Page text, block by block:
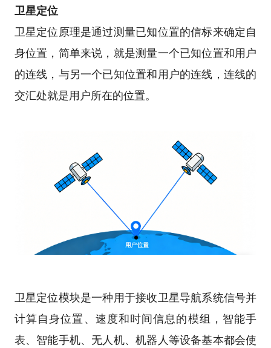
卫星定位
卫星定位原理是通过测量已知位置的信标来确定自
身位置，简单来说，就是测量一个已知位置和用户
的连线，与另一个已知位置和用户的连线，连线的
交汇处就是用户所在的位置。
卫星定位模块是一种用于接收卫星导航系统信号并
计算自身位置、速度和时间信息的模组，智能手
表、智能手机、无人机、机器人等设备基本都会使